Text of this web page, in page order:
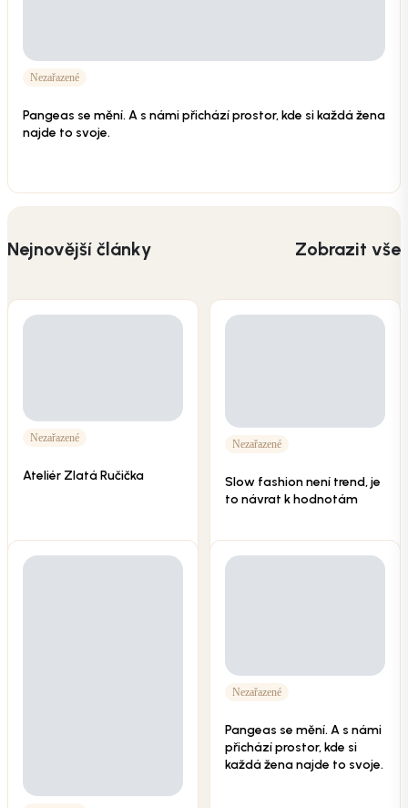
Nezařazené
Pangeas se mění. A s námi přichází prostor, kde si každá žena
najde to svoje.
Nejnovější články Zobrazit vše
Nezařazené
Ateliér Zlatá Ručička
Nezařazené
Slow fashion není trend, je
to návrat k hodnotám
Nezařazené
Pangeas se mění. A s námi
přichází prostor, kde si
každá žena najde to svoje.